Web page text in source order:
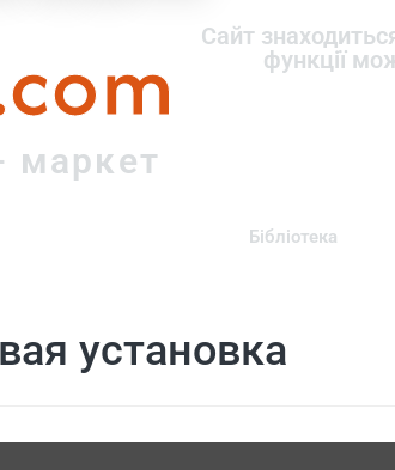
маркет
Сайт
функції
Бібліотека
установка